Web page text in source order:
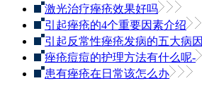
激光治疗痤疮效果好吗
引起痤疮的4个重要因素介绍
引起反常性痤疮发病的五大病因
痤疮痘痘的护理方法有什么呢-
患有痤疮在日常该怎么办